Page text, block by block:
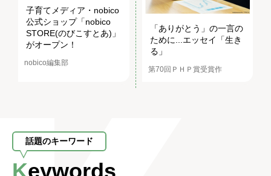
子育てメディア・nobico
公式ショップ「nobico
STORE(のびこすとあ)」
がオープン！
nobico編集部
「ありがとう」の一言の
ために...エッセイ「生き
る」
第70回ＰＨＰ賞受賞作
話題のキーワード
Keywords